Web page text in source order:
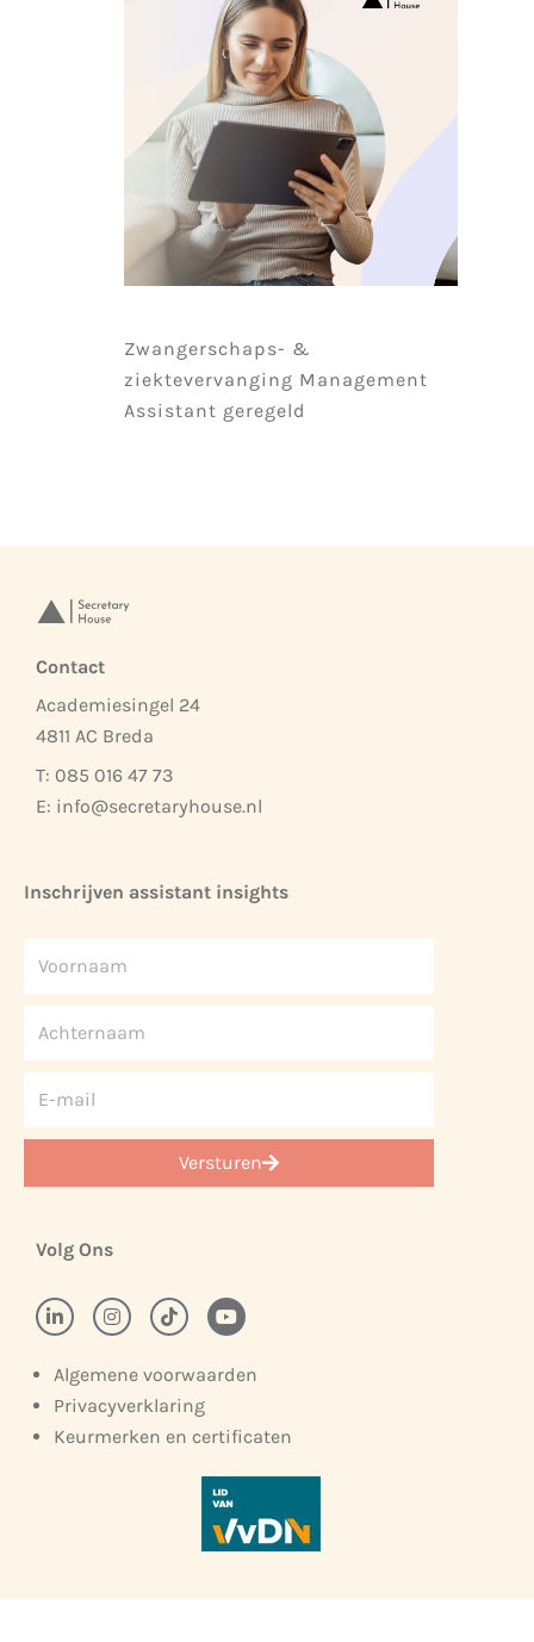
Zwangerschaps- &
ziektevervanging Management
Assistant geregeld
Contact
Academiesingel 24
4811 AC Breda
T: 085 016 47 73
E: info@secretaryhouse.nl
Inschrijven assistant insights
Versturen
Volg Ons
Algemene voorwaarden
Privacyverklaring
Keurmerken en certificaten